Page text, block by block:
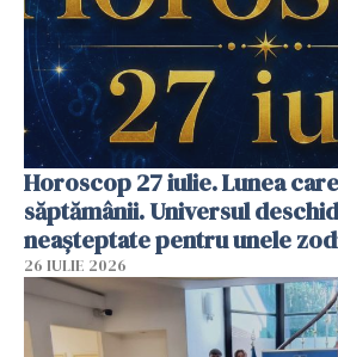
Horoscop 27 iulie. Lunea
săptămânii. Universul
neașteptate pentru unele
26 IULIE 2026